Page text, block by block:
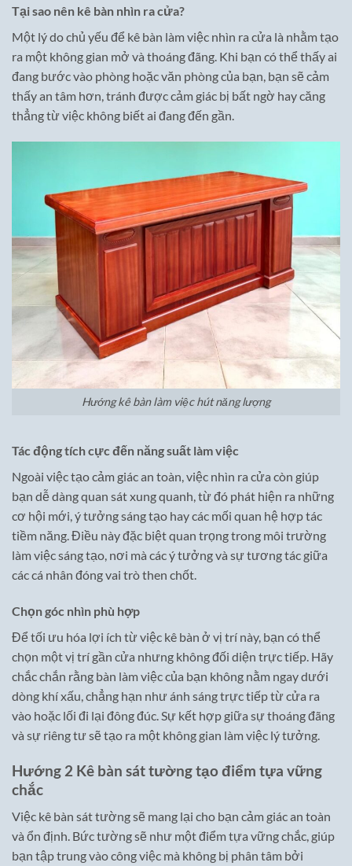
Tại sao nên kê bàn nhìn ra cửa?
Một lý do chủ yếu để kê bàn làm việc nhìn ra cửa là nhằm tạo
ra một không gian mở và thoáng đãng. Khi bạn có thể thấy ai
đang bước vào phòng hoặc văn phòng của bạn, bạn sẽ cảm
thấy an tâm hơn, tránh được cảm giác bị bất ngờ hay căng
thẳng từ việc không biết ai đang đến gần.
Hướng kê bàn làm việc hút năng lượng
Tác động tích cực đến năng suất làm việc
Ngoài việc tạo cảm giác an toàn, việc nhìn ra cửa còn giúp
bạn dễ dàng quan sát xung quanh, từ đó phát hiện ra những
cơ hội mới, ý tưởng sáng tạo hay các mối quan hệ hợp tác
tiềm năng. Điều này đặc biệt quan trọng trong môi trường
làm việc sáng tạo, nơi mà các ý tưởng và sự tương tác giữa
các cá nhân đóng vai trò then chốt.
Chọn góc nhìn phù hợp
Để tối ưu hóa lợi ích từ việc kê bàn ở vị trí này, bạn có thể
chọn một vị trí gần cửa nhưng không đối diện trực tiếp. Hãy
chắc chắn rằng bàn làm việc của bạn không nằm ngay dưới
dòng khí xấu, chẳng hạn như ánh sáng trực tiếp từ cửa ra
vào hoặc lối đi lại đông đúc. Sự kết hợp giữa sự thoáng đãng
và sự riêng tư sẽ tạo ra một không gian làm việc lý tưởng.
Hướng 2 Kê bàn sát tường tạo điểm tựa vững
chắc
Việc kê bàn sát tường sẽ mang lại cho bạn cảm giác an toàn
và ổn định. Bức tường sẽ như một điểm tựa vững chắc, giúp
bạn tập trung vào công việc mà không bị phân tâm bởi